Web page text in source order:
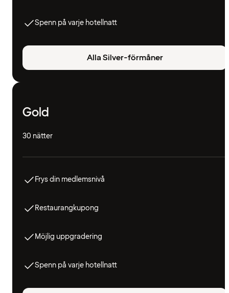
Spenn på varje hotellnatt
Alla Silver-förmåner
Gold
30 nätter
Frys din medlemsnivå
Restaurangkupong
Möjlig uppgradering
Spenn på varje hotellnatt